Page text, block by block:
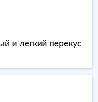
и легкий перекус